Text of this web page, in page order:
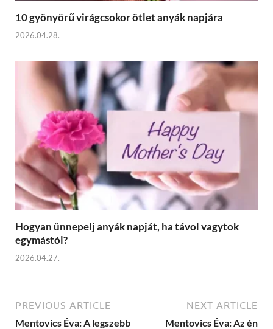
10 gyönyörű virágcsokor ötlet anyák napjára
2026.04.28.
Hogyan ünnepelj anyák napját, ha távol vagytok
egymástól?
2026.04.27.
PREVIOUS ARTICLE
Mentovics Éva: A legszebb
NEXT ARTICLE
Mentovics Éva: Az én